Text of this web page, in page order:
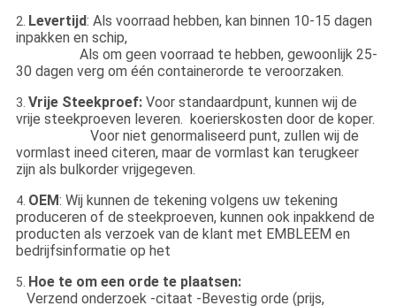
2. Levertijd: Als voorraad hebben, kan binnen 10-15 dagen
inpakken en schip,
Als om geen voorraad te hebben, gewoonlijk 25-
30 dagen verg om één containerorde te veroorzaken.
3. Vrije Steekproef:Voor standaardpunt, kunnen wij de
vrije steekproeven leveren. koerierskosten door de koper.
Voor niet genormaliseerd punt, zullen wij de
vormlast ineed citeren, maar de vormlast kan terugkeer
zijn als bulkorder vrijgegeven.
4. OEM: Wij kunnen de tekening volgens uw tekening
produceren of de steekproeven, kunnen ook inpakkend de
producten als verzoek van de klant met EMBLEEM en
bedrijfsinformatie op het
5. Hoe te om een orde te plaatsen:
Verzend onderzoek -citaat -Bevestig orde (prijs,